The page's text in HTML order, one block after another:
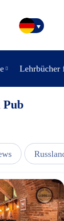
Lehrbücher
Pub